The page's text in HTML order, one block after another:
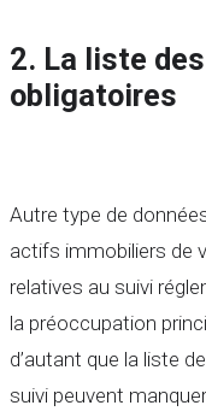
2. La liste
obligatoires
Autre type de
actifs immobiliers de
relatives au suivi
la préoccupation
d’autant que la liste
suivi peuvent